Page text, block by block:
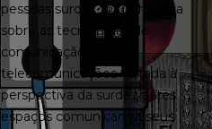
pessoas surdas? Qual história
sobre as tecnologias de
comunicação e
telecomunicações voltada à
perspectiva da surdez estes
espaços comunicam a seus